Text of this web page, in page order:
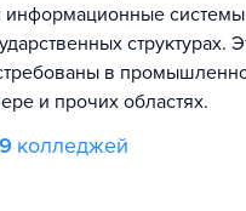
структурах.
в
и прочих областях.
колледжей